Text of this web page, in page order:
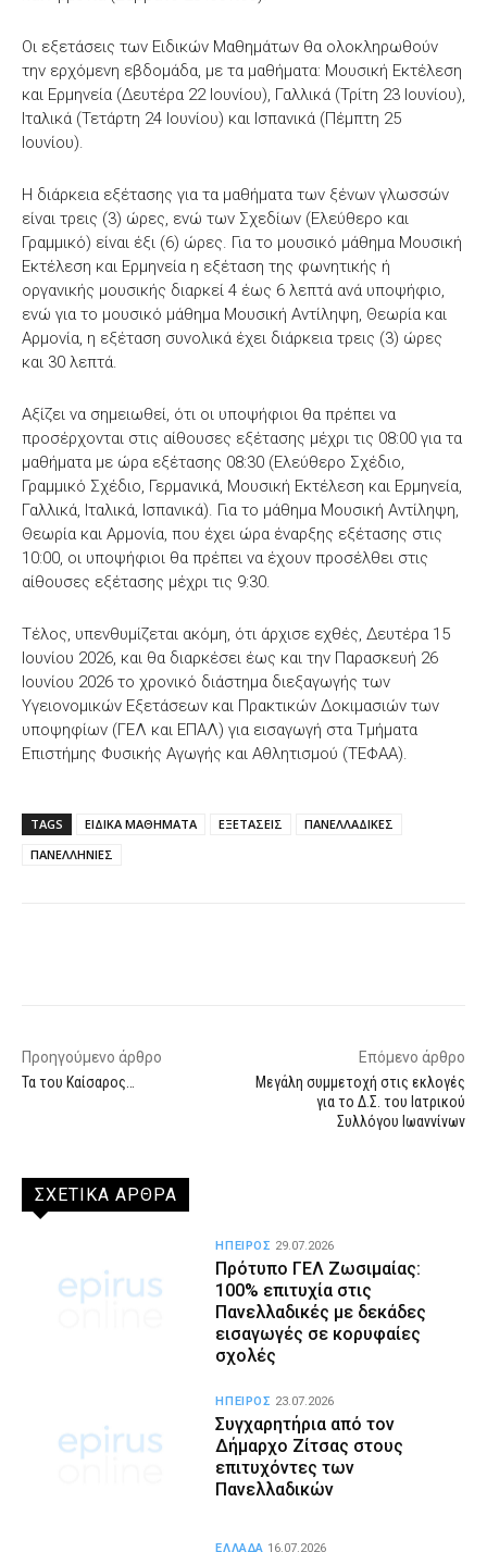
Οι εξετάσεις των Ειδικών Μαθημάτων θα ολοκληρωθούν
την ερχόμενη εβδομάδα, με τα μαθήματα: Μουσική Εκτέλεση
και Ερμηνεία (Δευτέρα 22 Ιουνίου), Γαλλικά (Τρίτη 23 Ιουνίου),
Ιταλικά (Τετάρτη 24 Ιουνίου) και Ισπανικά (Πέμπτη 25
Ιουνίου).
Η διάρκεια εξέτασης για τα μαθήματα των ξένων γλωσσών
είναι τρεις (3) ώρες, ενώ των Σχεδίων (Ελεύθερο και
Γραμμικό) είναι έξι (6) ώρες. Για το μουσικό μάθημα Μουσική
Εκτέλεση και Ερμηνεία η εξέταση της φωνητικής ή
οργανικής μουσικής διαρκεί 4 έως 6 λεπτά ανά υποψήφιο,
ενώ για το μουσικό μάθημα Μουσική Αντίληψη, Θεωρία και
Αρμονία, η εξέταση συνολικά έχει διάρκεια τρεις (3) ώρες
και 30 λεπτά.
Αξίζει να σημειωθεί, ότι οι υποψήφιοι θα πρέπει να
προσέρχονται στις αίθουσες εξέτασης μέχρι τις 08:00 για τα
μαθήματα με ώρα εξέτασης 08:30 (Ελεύθερο Σχέδιο,
Γραμμικό Σχέδιο, Γερμανικά, Μουσική Εκτέλεση και Ερμηνεία,
Γαλλικά, Ιταλικά, Ισπανικά). Για το μάθημα Μουσική Αντίληψη,
Θεωρία και Αρμονία, που έχει ώρα έναρξης εξέτασης στις
10:00, οι υποψήφιοι θα πρέπει να έχουν προσέλθει στις
αίθουσες εξέτασης μέχρι τις 9:30.
Τέλος, υπενθυμίζεται ακόμη, ότι άρχισε εχθές, Δευτέρα 15
Ιουνίου 2026, και θα διαρκέσει έως και την Παρασκευή 26
Ιουνίου 2026 το χρονικό διάστημα διεξαγωγής των
Υγειονομικών Εξετάσεων και Πρακτικών Δοκιμασιών των
υποψηφίων (ΓΕΛ και ΕΠΑΛ) για εισαγωγή στα Τμήματα
Επιστήμης Φυσικής Αγωγής και Αθλητισμού (ΤΕΦΑΑ).
TAGS ΕΙΔΙΚΑ ΜΑΘΗΜΑΤΑ ΕΞΕΤΑΣΕΙΣ
ΠΑΝΕΛΛΑΔΙΚΕΣ
ΠΑΝΕΛΛΗΝΙΕΣ
Προηγούμενο άρθρο
Τα του Καίσαρος…
Επόμενο άρθρο
Μεγάλη συμμετοχή στις εκλογές
για το Δ.Σ. του Ιατρικού
Συλλόγου Ιωαννίνων
ΣΧΕΤΙΚΑ ΑΡΘΡΑ
Πρότυπο ΓΕΛ Ζωσιμαίας:
100% επιτυχία στις
Πανελλαδικές με δεκάδες
εισαγωγές σε κορυφαίες
σχολές
ΗΠΕΙΡΟΣ 29.07.2026
Συγχαρητήρια από τον
Δήμαρχο Ζίτσας στους
επιτυχόντες των
Πανελλαδικών
ΗΠΕΙΡΟΣ 23.07.2026
ΕΛΛΑΔΑ 16.07.2026